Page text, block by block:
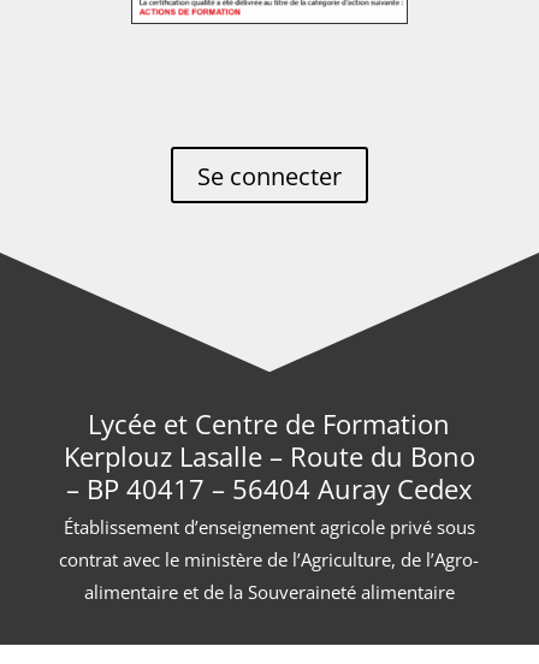
Se connecter
Lycée et Centre de Formation
Kerplouz Lasalle – Route du Bono
– BP 40417 – 56404 Auray Cedex
Établissement d’enseignement agricole privé sous
contrat avec le ministère de l’Agriculture, de l’Agro-
alimentaire et de la Souveraineté alimentaire